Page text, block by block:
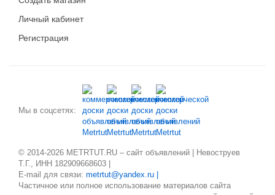
Личный кабинет
Регистрация
Мы в соцсетях:
© 2014-2026 METRTUT.RU – сайт объявлений | Невоструев
Т.Г., ИНН 182909668603 |
E-mail для связи: metrtut@yandex.ru |
Частичное или полное использование материалов сайта